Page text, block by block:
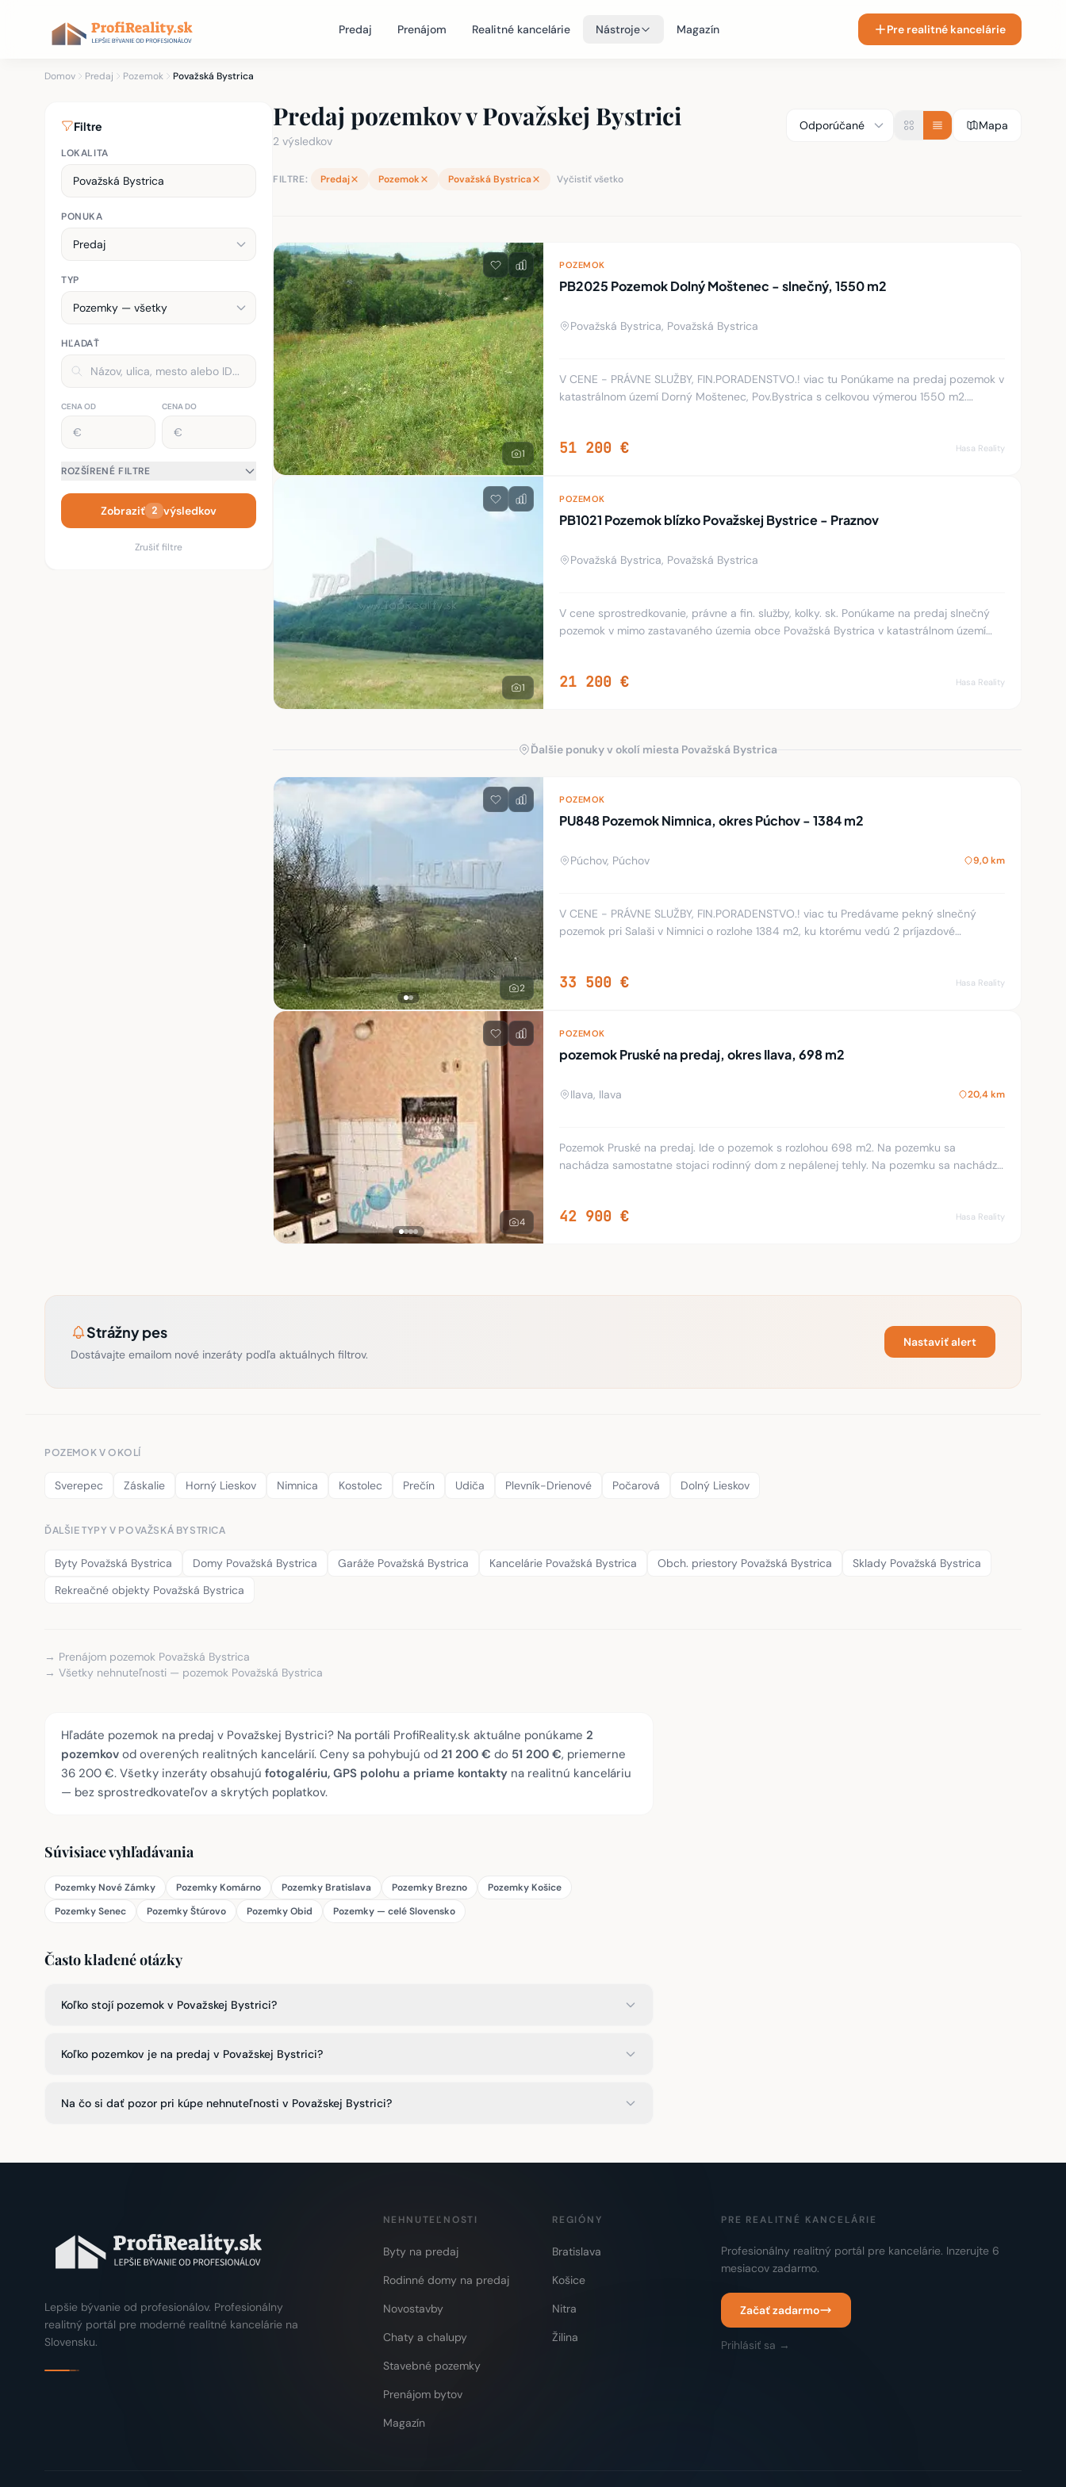
Predaj Prenájom Realitné kancelárie Nástroje Magazín Pre realitné kancelárie
Domov Predaj Pozemok Považská Bystrica
Filtre
LOKALITA
PONUKA
TYP
HĽADAŤ
CENA OD CENA DO
ROZŠÍRENÉ FILTRE
Zobraziť 2 výsledkov
Zrušiť filtre
Predaj pozemkov v Považskej Bystrici
2 výsledkov
Mapa
FILTRE: Predaj Pozemok Považská Bystrica Vyčistiť všetko
Zoznam nehnuteľností
1
POZEMOK
PB2025 Pozemok Dolný Moštenec - slnečný, 1550 m2
Považská Bystrica, Považská Bystrica
V CENE - PRÁVNE SLUŽBY, FIN.PORADENSTVO.! viac tu Ponúkame na predaj pozemok v
katastrálnom území Dorný Moštenec, Pov.Bystrica s celkovou výmerou 1550 m2.
51 200 € Hasa Reality
1
POZEMOK
PB1021 Pozemok blízko Považskej Bystrice - Praznov
Považská Bystrica, Považská Bystrica
V cene sprostredkovanie, právne a fin. služby, kolky. sk. Ponúkame na predaj slnečný
pozemok v mimo zastavaného územia obce Považská Bystrica v katastrálnom území
21 200 € Hasa Reality
Ďalšie ponuky v okolí miesta Považská Bystrica
2
POZEMOK
PU848 Pozemok Nimnica, okres Púchov - 1384 m2
Púchov, Púchov 9,0 km
V CENE - PRÁVNE SLUŽBY, FIN.PORADENSTVO.! viac tu Predávame pekný slnečný
pozemok pri Salaši v Nimnici o rozlohe 1384 m2, ku ktorému vedú 2 príjazdové
33 500 € Hasa Reality
4
POZEMOK
pozemok Pruské na predaj, okres Ilava, 698 m2
Ilava, Ilava 20,4 km
Pozemok Pruské na predaj. Ide o pozemok s rozlohou 698 m2. Na pozemku sa
nachádza samostatne stojaci rodinný dom z nepálenej tehly. Na pozemku sa nachádza
42 900 € Hasa Reality
Strážny pes
Dostávajte emailom nové inzeráty podľa aktuálnych filtrov.
Nastaviť alert
POZEMOK V OKOLÍ
Sverepec Záskalie Horný Lieskov Nimnica Kostolec Prečín Udiča Plevník-Drienové Počarová Dolný Lieskov
ĎALŠIE TYPY V POVAŽSKÁ BYSTRICA
Byty Považská Bystrica Domy Považská Bystrica Garáže Považská Bystrica Kancelárie Považská Bystrica Obch. priestory Považská Bystrica
Sklady Považská Bystrica
Rekreačné objekty Považská Bystrica
→ Prenájom pozemok Považská Bystrica
→ Všetky nehnuteľnosti — pozemok Považská Bystrica
Hľadáte pozemok na predaj v Považskej Bystrici? Na portáli ProfiReality.sk aktuálne ponúkame 2
pozemkov od overených realitných kancelárií. Ceny sa pohybujú od 21 200 € do 51 200 €, priemerne
36 200 €. Všetky inzeráty obsahujú fotogalériu, GPS polohu a priame kontakty na realitnú kanceláriu
— bez sprostredkovateľov a skrytých poplatkov.
Súvisiace vyhľadávania
Pozemky Nové Zámky Pozemky Komárno Pozemky Bratislava Pozemky Brezno
Pozemky Košice
Pozemky Senec
Pozemky Štúrovo Pozemky Obid Pozemky — celé Slovensko
Často kladené otázky
Koľko stojí pozemok v Považskej Bystrici?
Koľko pozemkov je na predaj v Považskej Bystrici?
Na čo si dať pozor pri kúpe nehnuteľnosti v Považskej Bystrici?
Lepšie bývanie od profesionálov. Profesionálny
realitný portál pre moderné realitné kancelárie na
Slovensku.
NEHNUTEĽNOSTI
Byty na predaj
Rodinné domy na predaj
Novostavby
Chaty a chalupy
Stavebné pozemky
Prenájom bytov
Magazín
REGIÓNY
Bratislava
Košice
Nitra
Žilina
PRE REALITNÉ KANCELÁRIE
Profesionálny realitný portál pre kancelárie. Inzerujte 6
mesiacov zadarmo.
Začať zadarmo
Prihlásiť sa →